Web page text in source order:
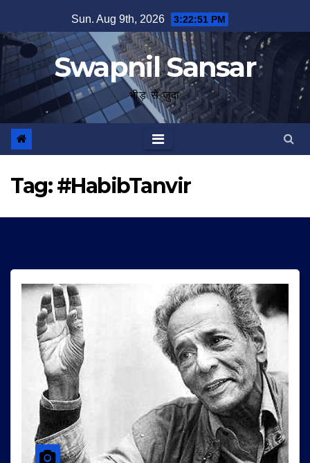
to
content
Sun. Aug 9th, 2026 3:22:51 PM
Swapnil Sansar
भीड़ से जुदा
Tag:#HabibTanvir